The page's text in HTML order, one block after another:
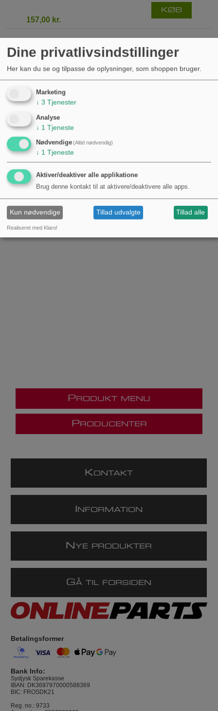
157,00 kr.
KØB
P RODUKT MENU
P RODUCENTER
K ONTAKT
NFORMATION
N YE PRODUKTER
GÅ TIL FORSIDEN
Betalingsformer
Bank Info:
Sydjysk Sparekasse
IBAN: DK3697970000588369
BIC: FROSDK21
Reg. no.: 9733
Dine privatlivsindstillinger
Her kan du se og tilpasse de oplysninger, som shoppen bruger.
Marketing
↓ 3 Tjenester
Analyse
↓ 1 Tjeneste
Nødvendige(Altid nødvendig)
↓ 1 Tjeneste
Aktiver/deaktiver alle applikatione
Brug denne kontakt til at aktivere/deaktivere alle apps.
Kun nødvendige Tillad udvalgte Tillad alle
Realiseret med Klaro!